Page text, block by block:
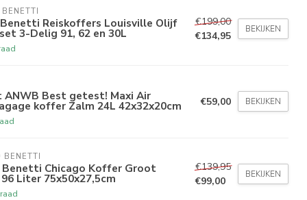
Reiskoffers Louisville Olijf
3-Delig 91, 62 en 30L
€199,00
€134,95
BEKIJKEN
ANWB Best getest! Maxi Air
koffer Zalm 24L 42x32x20cm €59,00 BEKIJKEN
BENETTI
Benetti Chicago Koffer Groot
Liter 75x50x27,5cm
€139,95
€99,00
BEKIJKEN